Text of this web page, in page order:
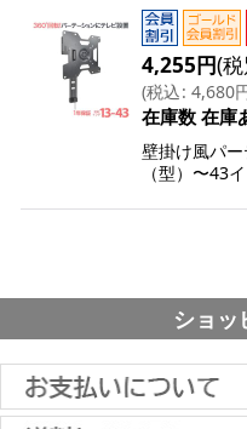
4,255円(
(税込: 4,680
在庫数 在庫
壁掛け風パ
（型）〜43
ショッ